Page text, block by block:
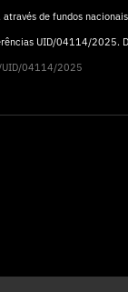
de fundos
UID/04114/2025.
04114/2025